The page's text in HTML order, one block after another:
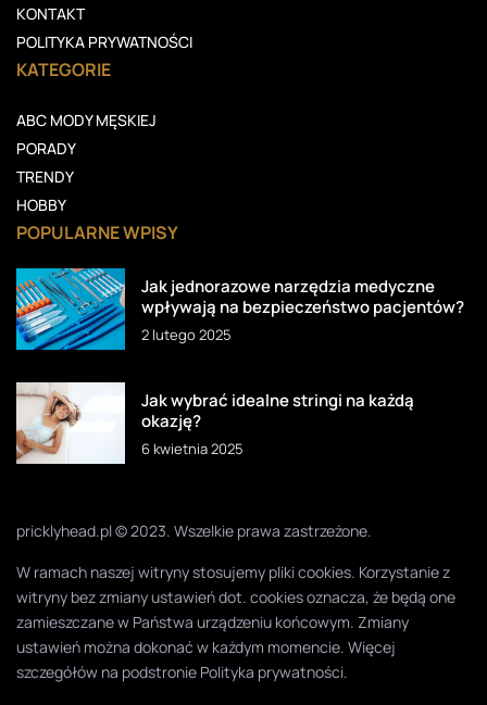
KONTAKT
POLITYKA PRYWATNOŚCI
KATEGORIE
ABC MODY MĘSKIEJ
PORADY
TRENDY
HOBBY
POPULARNE WPISY
Jak jednorazowe narzędzia medyczne
wpływają na bezpieczeństwo pacjentów?
2 lutego 2025
Jak wybrać idealne stringi na każdą
okazję?
6 kwietnia 2025
pricklyhead.pl © 2023. Wszelkie prawa zastrzeżone.
W ramach naszej witryny stosujemy pliki cookies. Korzystanie z
witryny bez zmiany ustawień dot. cookies oznacza, że będą one
zamieszczane w Państwa urządzeniu końcowym. Zmiany
ustawień można dokonać w każdym momencie. Więcej
szczegółów na podstronie Polityka prywatności.